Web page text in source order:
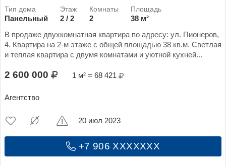
Панельный 2 / 2 2
38 м²
В продаже двухкомнатная квартира по адресу: ул. Пионеров,
4. Квартира на 2-м этаже с общей площадью 38 кв.м. Светлая
и теплая квартира с двумя комнатами и уютной кухней...
2 600 000 1 м² = 68 421
Агентство
+7 906 XXXXXXX
20 июл 2023